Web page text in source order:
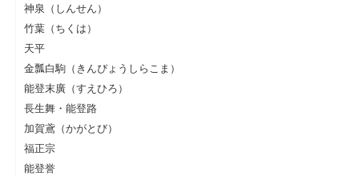
神泉（しんせん）
竹葉（ちくは）
天平
金瓢白駒（きんぴょうしらこま）
能登末廣（すえひろ）
長生舞・能登路
加賀鳶（かがとび）
福正宗
能登誉